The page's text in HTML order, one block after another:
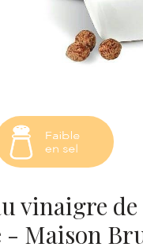
vinaigre de
- Maison